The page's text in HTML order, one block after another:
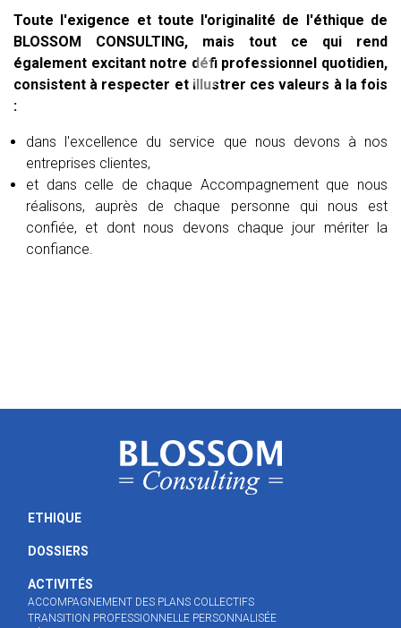
Toute l'exigence et toute l'originalité de l'éthique de
BLOSSOM CONSULTING, mais tout ce qui rend
également excitant notre défi professionnel quotidien,
consistent à respecter et illustrer ces valeurs à la fois
:
dans l'excellence du service que nous devons à nos
entreprises clientes,
et dans celle de chaque Accompagnement que nous
réalisons, auprès de chaque personne qui nous est
confiée, et dont nous devons chaque jour mériter la
confiance.
ETHIQUE
DOSSIERS
ACTIVITÉS
ACCOMPAGNEMENT DES PLANS COLLECTIFS
TRANSITION PROFESSIONNELLE PERSONNALISÉE